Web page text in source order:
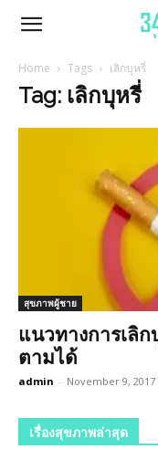
345Health
Home Tags เลิกบุหรี่
Tag: เลิกบุหรี่
สุขภาพผู้ชาย
แนวทางการเลิ
ตามได้
admin - November 9, 2017
เรื่องสุขภาพล่าสุด